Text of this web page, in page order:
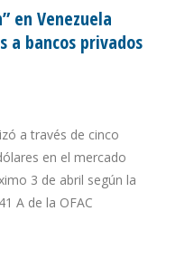
en Venezuela
bancos privados
a través de cinco
en el mercado
3 de abril según la
A de la OFAC